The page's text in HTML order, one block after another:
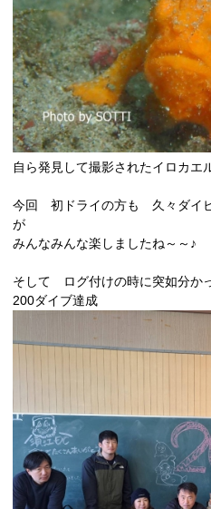
自ら発見して撮影されたイロカ
今回 初ドライの方も 久々ダイ
が
みんなみんな楽しましたね～～♪
そして ログ付けの時に突如分か
200ダイブ達成